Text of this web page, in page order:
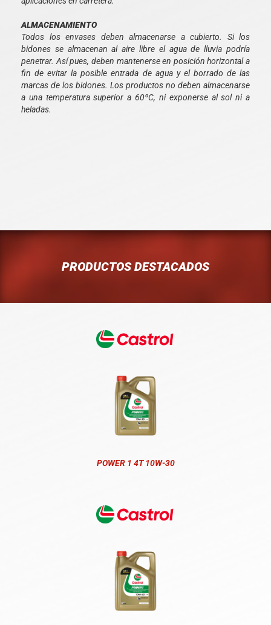
ALMACENAMIENTO
Todos los envases deben almacenarse a cubierto. Si los
bidones se almacenan al aire libre el agua de lluvia podría
penetrar. Así pues, deben mantenerse en posición horizontal a
fin de evitar la posible entrada de agua y el borrado de las
marcas de los bidones. Los productos no deben almacenarse
a una temperatura superior a 60ºC, ni exponerse al sol ni a
heladas.
PRODUCTOS DESTACADOS
POWER 1 4T 10W-30